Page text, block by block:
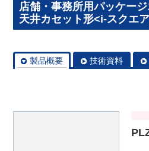
店舗・事務所用パッケー
天井カセット形<i-スクエ
製品概要 技術資料